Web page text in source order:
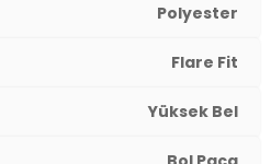
Polyester
Flare Fit
Yüksek Bel